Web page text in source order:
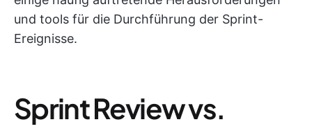
und tools für die Durchführung der Sprint-
Ereignisse.
Sprint Review vs.